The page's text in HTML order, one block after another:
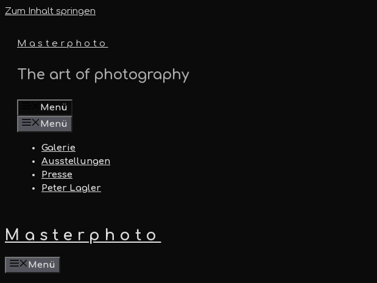
Zum Inhalt springen
Masterphoto
The art of photography
Menü
Menü
Galerie
Ausstellungen
Presse
Peter Lagler
Masterphoto
Menü